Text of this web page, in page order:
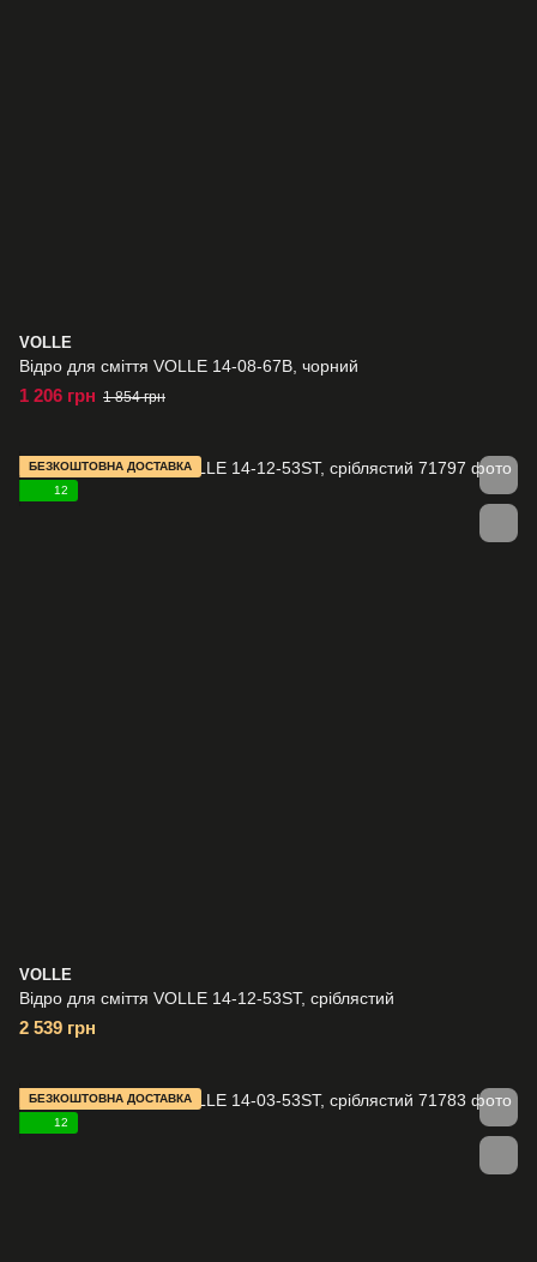
VOLLE
Відро для сміття VOLLE 14-08-67B, чорний
1 206 грн 1 854 грн
БЕЗКОШТОВНА ДОСТАВКА
12
VOLLE
Відро для сміття VOLLE 14-12-53ST, сріблястий
2 539 грн
БЕЗКОШТОВНА ДОСТАВКА
12